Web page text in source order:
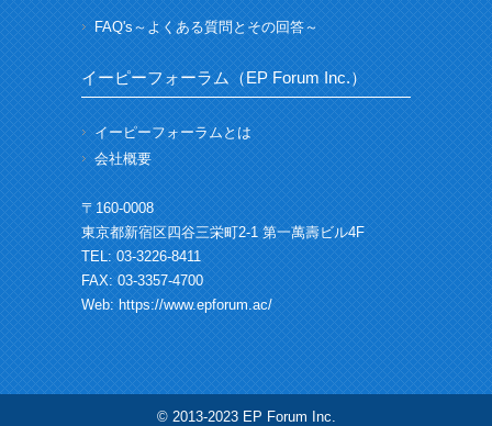
FAQ's～よくある質問とその回答～
イーピーフォーラム（EP Forum Inc.）
イーピーフォーラムとは
会社概要
〒160-0008
東京都新宿区四谷三栄町2-1 第一萬壽ビル4F
TEL: 03-3226-8411
FAX: 03-3357-4700
Web: https://www.epforum.ac/
© 2013-2023 EP Forum Inc.